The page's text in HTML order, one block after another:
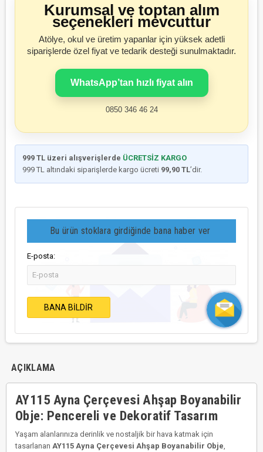
Kurumsal ve toptan alım
seçenekleri mevcuttur
Atölye, okul ve üretim yapanlar için yüksek adetli
siparişlerde özel fiyat ve tedarik desteği sunulmaktadır.
WhatsApp’tan hızlı fiyat alın
0850 346 46 24
999 TL üzeri alışverişlerde ÜCRETSİZ KARGO
999 TL altındaki siparişlerde kargo ücreti 99,90 TL’dir.
Bu ürün stoklara girdiğinde bana haber ver
E-posta:
BANA BILDIR
AÇIKLAMA
AY115 Ayna Çerçevesi Ahşap Boyanabilir
Obje: Pencereli ve Dekoratif Tasarım
Yaşam alanlarınıza derinlik ve nostaljik bir hava katmak için
tasarlanan AY115 Ayna Çerçevesi Ahşap Boyanabilir Obje